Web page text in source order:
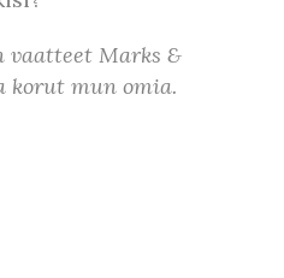
vaatteet Marks &
korut mun omia.